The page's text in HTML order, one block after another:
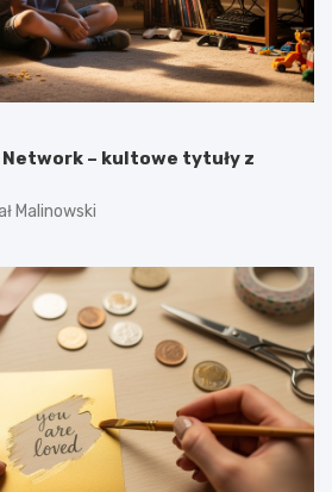
– kultowe tytuły z
Malinowski